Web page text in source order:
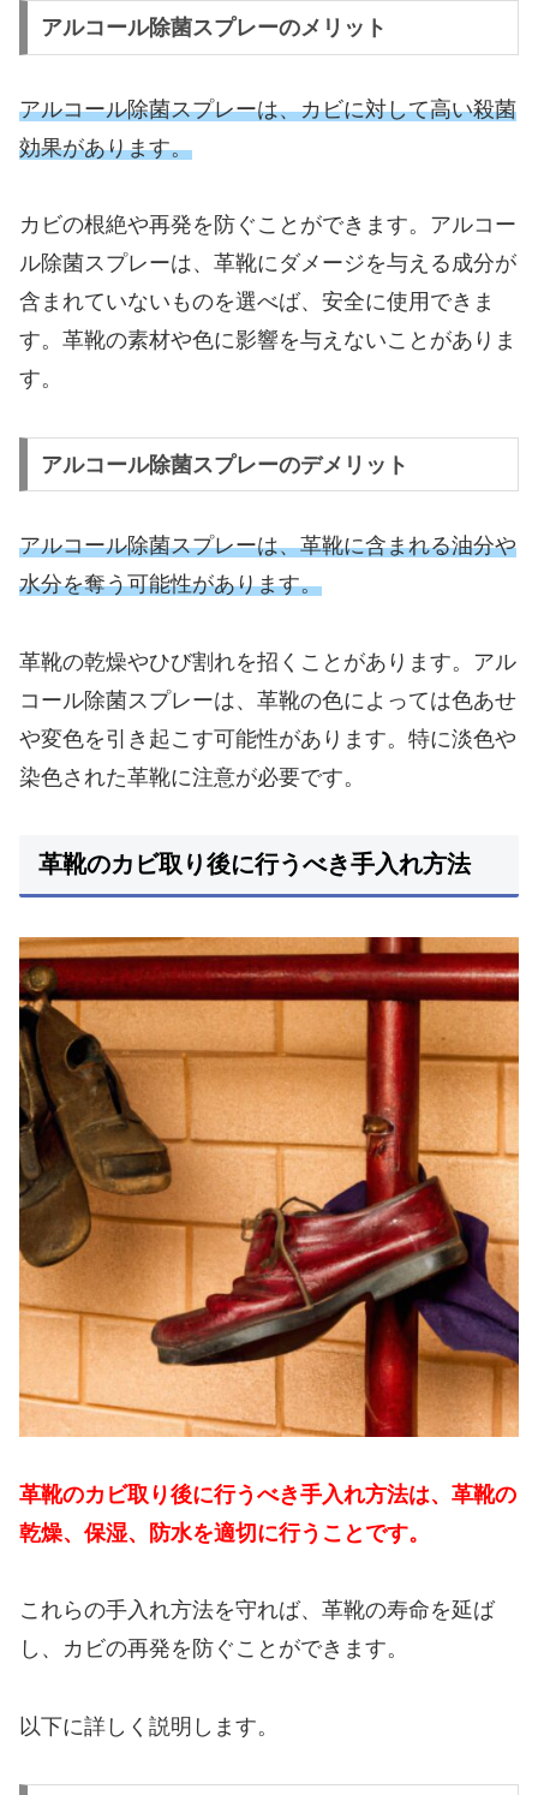
アルコール除菌スプレーのメリット
アルコール除菌スプレーは、カビに対して高い殺菌
効果があります。
カビの根絶や再発を防ぐことができます。アルコー
ル除菌スプレーは、革靴にダメージを与える成分が
含まれていないものを選べば、安全に使用できま
す。革靴の素材や色に影響を与えないことがありま
す。
アルコール除菌スプレーのデメリット
アルコール除菌スプレーは、革靴に含まれる油分や
水分を奪う可能性があります。
革靴の乾燥やひび割れを招くことがあります。アル
コール除菌スプレーは、革靴の色によっては色あせ
や変色を引き起こす可能性があります。特に淡色や
染色された革靴に注意が必要です。
革靴のカビ取り後に行うべき手入れ方法
革靴のカビ取り後に行うべき手入れ方法は、革靴の
乾燥、保湿、防水を適切に行うことです。
これらの手入れ方法を守れば、革靴の寿命を延ば
し、カビの再発を防ぐことができます。
以下に詳しく説明します。